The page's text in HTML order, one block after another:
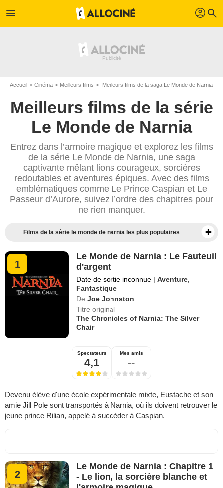
menu profil search
Accueil Cinéma Meilleurs films Meilleurs films de la saga Le Monde de Narnia
Meilleurs films de la série
Le Monde de Narnia
Entrez dans l’armoire magique et explorez les films
de la série Le Monde de Narnia, une saga
captivante mêlant lions courageux, sorcières
redoutables et aventures épiques. Avec des films
emblématiques comme Le Prince Caspian et Le
Passeur d’Aurore, suivez l’ordre des chapitres pour
ne rien manquer.
Films de la série le monde de narnia les plus populaires
1
Le Monde de Narnia : Le Fauteuil
d'argent
Date de sortie inconnue | Aventure
Fantastique
De Joe Johnston
Titre original
The Chronicles of Narnia: The Silver
Chair
Spectateurs
4,1
Mes amis
--
Devenu élève d'une école expérimentale mixte, Eustache et son
amie Jill Pole sont transportés à Narnia, où ils doivent retrouver le
jeune prince Rilian, appelé à succéder à Caspian.
2
Le Monde de Narnia : Chapitre 1
- Le lion, la sorcière blanche et